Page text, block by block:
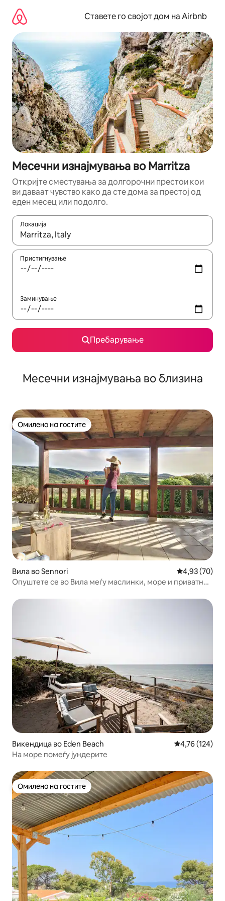
содржина
Ставете го својот дом на Airbnb
Месечни изнајмувања во Marritza
Откријте сместувања за долгорочни престои кои
ви даваат чувство како да сте дома за престој од
еден месец или подолго.
Локација
Кога резултатите се достапни, движете се со копчињата
Пристигнување
Заминување
Пребарување
Месечни изнајмувања во близина
Омилено на гостите
Омилено на гостите
Вила во Sennori Просечна
4,93 (70)
Опуштете се во Вила меѓу маслинки, море и приватно
Викендица во Eden Beach Просечна
4,76 (124)
На море помеѓу јундерите
Омилено на гостите
Омилено на гостите